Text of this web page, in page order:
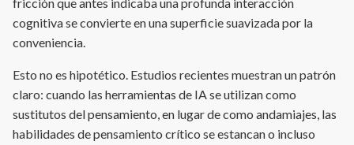
cognitiva se convierte en una superficie suavizada por la
conveniencia.
Esto no es hipotético. Estudios recientes muestran un patrón
claro: cuando las herramientas de IA se utilizan como
sustitutos del pensamiento, en lugar de como andamiajes, las
habilidades de pensamiento crítico se estancan o incluso